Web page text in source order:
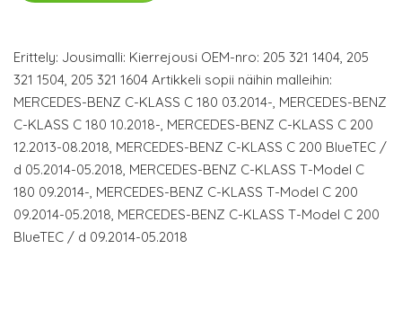
Erittely: Jousimalli: Kierrejousi OEM-nro: 205 321 1404, 205
321 1504, 205 321 1604 Artikkeli sopii näihin malleihin:
MERCEDES-BENZ C-KLASS C 180 03.2014-, MERCEDES-BENZ
C-KLASS C 180 10.2018-, MERCEDES-BENZ C-KLASS C 200
12.2013-08.2018, MERCEDES-BENZ C-KLASS C 200 BlueTEC /
d 05.2014-05.2018, MERCEDES-BENZ C-KLASS T-Model C
180 09.2014-, MERCEDES-BENZ C-KLASS T-Model C 200
09.2014-05.2018, MERCEDES-BENZ C-KLASS T-Model C 200
BlueTEC / d 09.2014-05.2018